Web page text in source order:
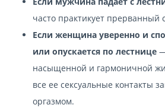
часто практикует прерванный
Если женщина уверенно и
или опускается по лестнице
насыщенной и гармоничной
все ее сексуальные контакты
оргазмом.